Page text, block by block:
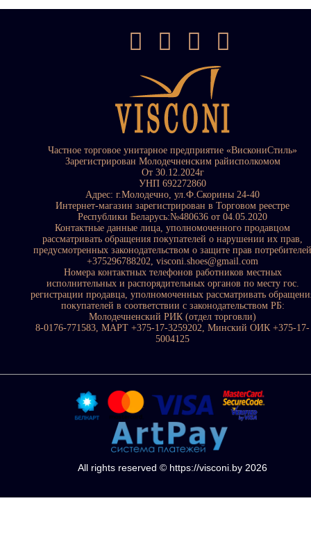
Частное торговое унитарное предприятие «ВискониСтиль»
Зарегистрирован Молодечненским райисполкомом
От 30.12.2024г
УНП 692272860
Адрес: г.Молодечно, ул.Ф.Скорины 24-40
Интернет-магазин зарегистрирован в Торговом реестре
Республики Беларусь:№480636 от 04.05.2020
Контактные данные лица, уполномоченного продавцом
рассматривать обращения покупателей о нарушении их прав,
предусмотренных законодательством о защите прав потребителей
+375296788202, visconi.shoes@gmail.com
Номера контактных телефонов работников местных
исполнительных и распорядительных органов по месту гос.
регистрации продавца, уполномоченных рассматривать
покупателей в соответствии с законодательством РБ:
Молодечненский РИК (отдел торговли)
8-0176-771583, МАРТ +375-17-3259202, Минский ОИК +375-17-
5004125
All rights reserved © https://visconi.by 2026